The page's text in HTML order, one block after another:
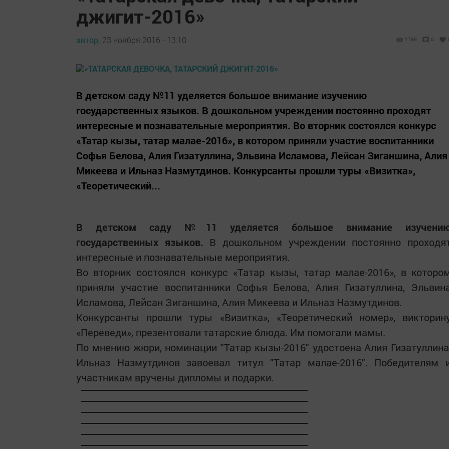
джигит-2016»
автор, 23 ноября 2016 - 13:10 1789 0
В детском саду №11 уделяется большое внимание изучению
государственных языков. В дошкольном учреждении постоянно проходят
интересные и познавательные мероприятия. Во вторник состоялся конкурс
«Татар кызы, татар малае-2016», в котором приняли участие воспитанники
Софья Белова, Алия Гизатуллина, Эльвина Исламова, Лейсан Зиганшина, Алия
Микеева и Ильназ Назмутдинов. Конкурсанты прошли туры «Визитка»,
«Теоретический...
В детском саду №11 уделяется большое внимание
государственных языков. В дошкольном учреждении постоянно
интересные и познавательные мероприятия.
Во вторник состоялся конкурс «Татар кызы, татар малае-2016», в
приняли участие воспитанники Софья Белова, Алия Гизатуллина,
Исламова, Лейсан Зиганшина, Алия Микеева и Ильназ Назмутдинов.
Конкурсанты прошли туры «Визитка», «Теоретический номер»,
«Переведи», презентовали татарские блюда. Им помогали мамы.
По мнению жюри, номинации "Татар кызы-2016" удостоена Алия
Ильназ Назмутдинов завоевал титул "Татар малае-2016". Победителям
участникам вручены дипломы и подарки.